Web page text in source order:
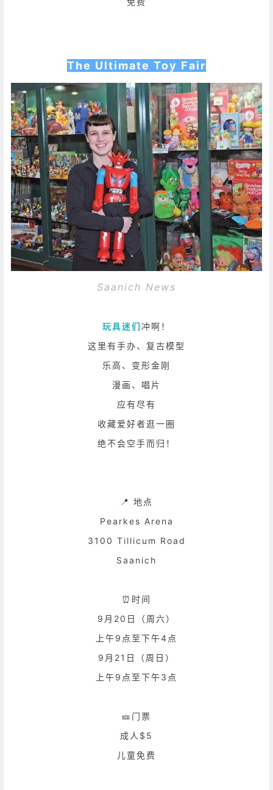
The Ultimate Toy Fair
Saanich News
玩具迷们 冲啊！
这里有手办、复古模型
乐高、变形金刚
漫画、唱片
应有尽有
收藏爱好者逛一圈
绝不会空手而归！
📍 地点
Pearkes Arena
3100 Tillicum Road
Saanich
⏰时间
9月20日（周六）
上午9点至下午4点
9月21日（周日）
上午9点至下午3点
🎫门票
成人$5
儿童免费